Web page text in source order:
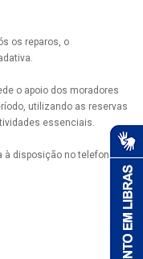
os reparos, o
o apoio dos moradores
utilizando as reservas
essenciais.
à disposição no telefone